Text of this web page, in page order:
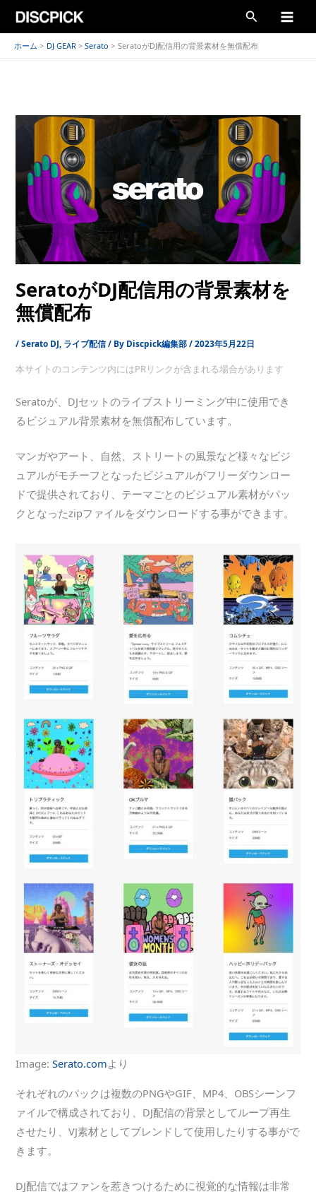
検
索
ホーム DJ GEAR Serato SeratoがDJ配信用の背景素材を無償配布
SeratoがDJ配信用の背景素材を
無償配布
/Serato DJ, ライブ配信/ By Discpick編集部/2023年5月22日
本サイトのコンテンツ内にはPRリンクが含まれる場合があります
Seratoが、DJセットのライブストリーミング中に使用でき
るビジュアル背景素材を無償配布しています。
マンガやアート、自然、ストリートの風景など様々なビジ
ュアルがモチーフとなったビジュアルがフリーダウンロー
ドで提供されており、テーマごとのビジュアル素材がパッ
クとなったzipファイルをダウンロードする事ができます。
Image:Serato.comより
それぞれのパックは複数のPNGやGIF、MP4、OBSシーンフ
ァイルで構成されており、DJ配信の背景としてループ再生
させたり、VJ素材としてブレンドして使用したりする事がで
きます。
DJ配信ではファンを惹きつけるために視覚的な情報は非常